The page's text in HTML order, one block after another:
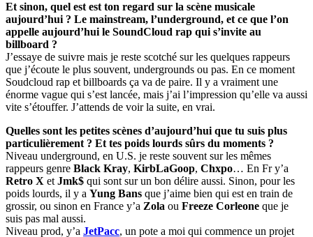
Et sinon, quel est est ton regard sur la scène musicale
aujourd’hui ? Le mainstream, l’underground, et ce que l’on
appelle aujourd’hui le SoundCloud rap qui s’invite au
billboard ?
J’essaye de suivre mais je reste scotché sur les quelques rappeurs
que j’écoute le plus souvent, undergrounds ou pas. En ce moment
Soudcloud rap et billboards ça va de paire. Il y a vraiment une
énorme vague qui s’est lancée, mais j’ai l’impression qu’elle va aussi
vite s’étouffer. J’attends de voir la suite, en vrai.
Quelles sont les petites scènes d’aujourd’hui que tu suis plus
particulièrement ? Et tes poids lourds sûrs du moments ?
Niveau underground, en U.S. je reste souvent sur les mêmes
rappeurs genre Black Kray, KirbLaGoop, Chxpo… En Fr y’a
Retro X et Jmk$ qui sont sur un bon délire aussi. Sinon, pour les
poids lourds, il y a Yung Bans que j’aime bien qui est en train de
grossir, ou sinon en France y’a Zola ou Freeze Corleone que je
suis pas mal aussi.
Niveau prod, y’a JetPacc, un pote a moi qui commence un projet